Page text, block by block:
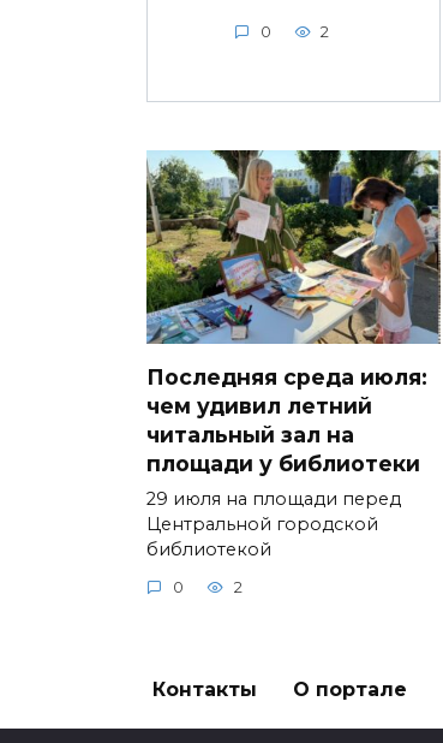
0 2
Последняя среда июля:
чем удивил летний
читальный зал на
площади у библиотеки
29 июля на площади перед
Центральной городской
библиотекой
0 2
Контакты О портале